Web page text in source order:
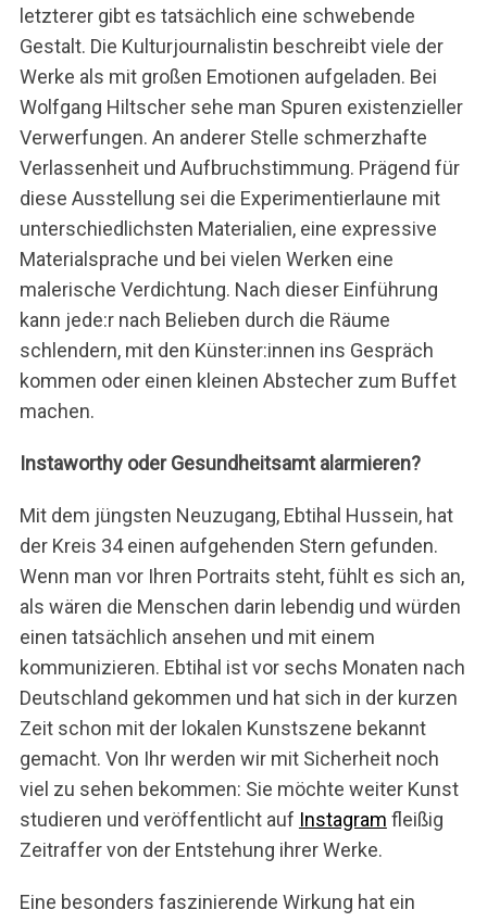
letzterer gibt es tatsächlich eine schwebende
Gestalt. Die Kulturjournalistin beschreibt viele der
Werke als mit großen Emotionen aufgeladen. Bei
Wolfgang Hiltscher sehe man Spuren existenzieller
Verwerfungen. An anderer Stelle schmerzhafte
Verlassenheit und Aufbruchstimmung. Prägend für
diese Ausstellung sei die Experimentierlaune mit
unterschiedlichsten Materialien, eine expressive
Materialsprache und bei vielen Werken eine
malerische Verdichtung. Nach dieser Einführung
kann jede:r nach Belieben durch die Räume
schlendern, mit den Künster:innen ins Gespräch
kommen oder einen kleinen Abstecher zum Buffet
machen.
Instaworthy oder Gesundheitsamt alarmieren?
Mit dem jüngsten Neuzugang, Ebtihal Hussein, hat
der Kreis 34 einen aufgehenden Stern gefunden.
Wenn man vor Ihren Portraits steht, fühlt es sich an,
als wären die Menschen darin lebendig und würden
einen tatsächlich ansehen und mit einem
kommunizieren. Ebtihal ist vor sechs Monaten nach
Deutschland gekommen und hat sich in der kurzen
Zeit schon mit der lokalen Kunstszene bekannt
gemacht. Von Ihr werden wir mit Sicherheit noch
viel zu sehen bekommen: Sie möchte weiter Kunst
studieren und veröffentlicht auf Instagram fleißig
Zeitraffer von der Entstehung ihrer Werke.
Eine besonders faszinierende Wirkung hat ein